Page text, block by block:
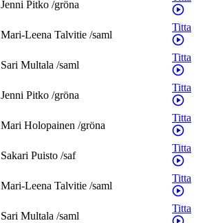
Jenni Pitko /gröna
Mari-Leena Talvitie /saml
Titta
Sari Multala /saml
Titta
Jenni Pitko /gröna
Titta
Mari Holopainen /gröna
Titta
Sakari Puisto /saf
Titta
Mari-Leena Talvitie /saml
Titta
Sari Multala /saml
Titta